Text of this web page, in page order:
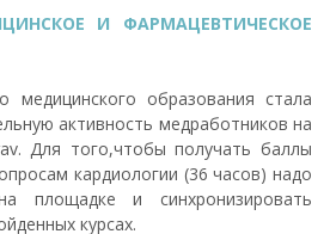
И ФАРМАЦЕВТИЧЕСКОЕ
медицинского образования стала
активность медработников на
Для того,чтобы получать баллы
кардиологии (36 часов) надо
на площадке и синхронизировать
курсах.